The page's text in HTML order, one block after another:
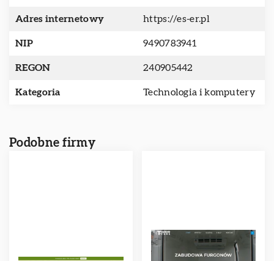
Adres internetowy https://es-er.pl
NIP 9490783941
REGON 240905442
Kategoria Technologia i komputery
Podobne firmy